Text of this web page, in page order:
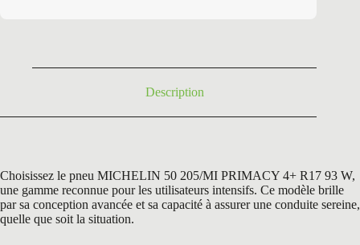
Description
Choisissez le pneu MICHELIN 50 205/MI PRIMACY 4+ R17 93 W,
une gamme reconnue pour les utilisateurs intensifs. Ce modèle brille
par sa conception avancée et sa capacité à assurer une conduite sereine,
quelle que soit la situation.